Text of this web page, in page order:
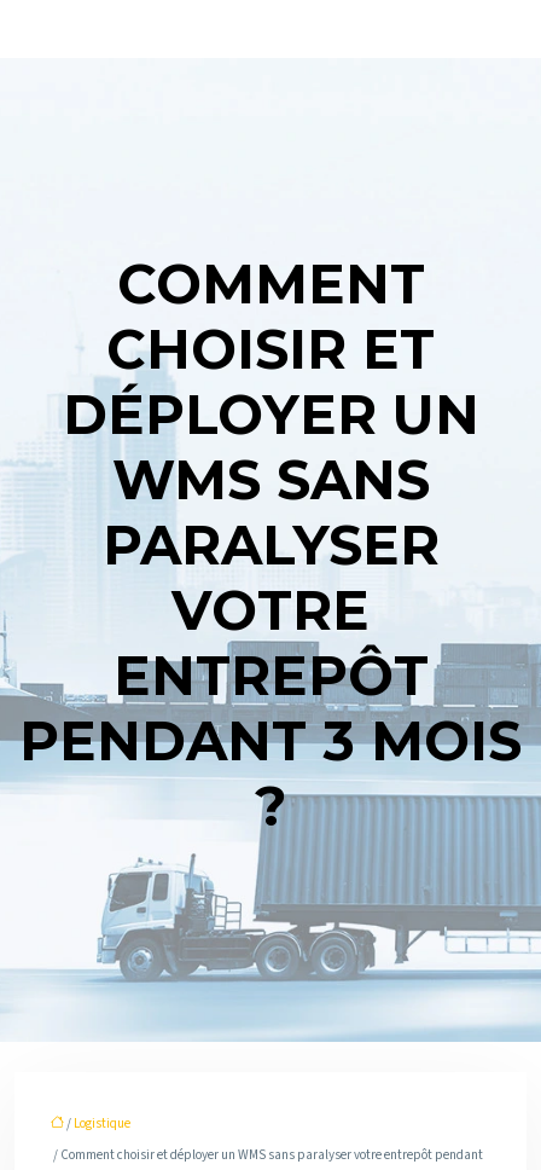
COMMENT
CHOISIR ET
DÉPLOYER UN
WMS SANS
PARALYSER
VOTRE
ENTREPÔT
PENDANT 3 MOIS
?
/ Logistique
/ Comment choisir et déployer un WMS sans paralyser votre entrepôt pendant